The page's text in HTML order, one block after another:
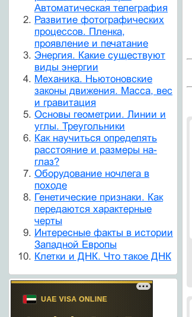
Автоматическая телеграфия
Развитие фотографических
процессов. Пленка,
проявление и печатание
Энергия. Какие существуют
виды энергии
Механика. Ньютоновские
законы движения. Масса, вес
и гравитация
Основы геометрии. Линии и
углы. Треугольники
Как научиться определять
расстояние и размеры на-
глаз?
Оборудование ночлега в
походе
Генетические признаки. Как
передаются характерные
черты
Интересные факты в истории
Западной Европы
Клетки и ДНК. Что такое ДНК